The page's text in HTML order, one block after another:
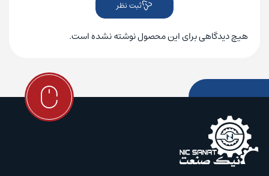
ثبت نظر
هیچ دیدگاهی برای این محصول نوشته نشده است.